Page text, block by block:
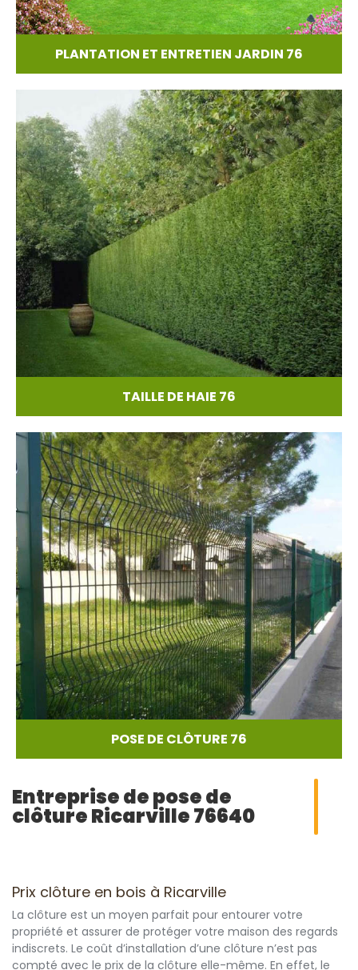
PLANTATION ET ENTRETIEN JARDIN 76
TAILLE DE HAIE 76
POSE DE CLÔTURE 76
Entreprise de pose de
clôture Ricarville 76640
Prix clôture en bois à Ricarville
La clôture est un moyen parfait pour entourer votre
propriété et assurer de protéger votre maison des regards
indiscrets. Le coût d’installation d’une clôture n’est pas
compté avec le prix de la clôture elle-même. En effet, le